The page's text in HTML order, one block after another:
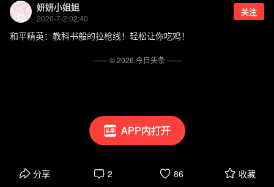
APP内打开
妍妍小姐姐
2020-7-2 02:40
关注
和平精英：教科书般的拉枪线！轻松让你吃鸡！
分享 2 86 收藏
—— ©2026 今日头条——